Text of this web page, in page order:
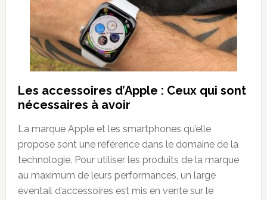
Les accessoires d’Apple : Ceux qui sont
nécessaires à avoir
La marque Apple et les smartphones qu’elle
propose sont une référence dans le domaine de la
technologie. Pour utiliser les produits de la marque
au maximum de leurs performances, un large
éventail d’accessoires est mis en vente sur le